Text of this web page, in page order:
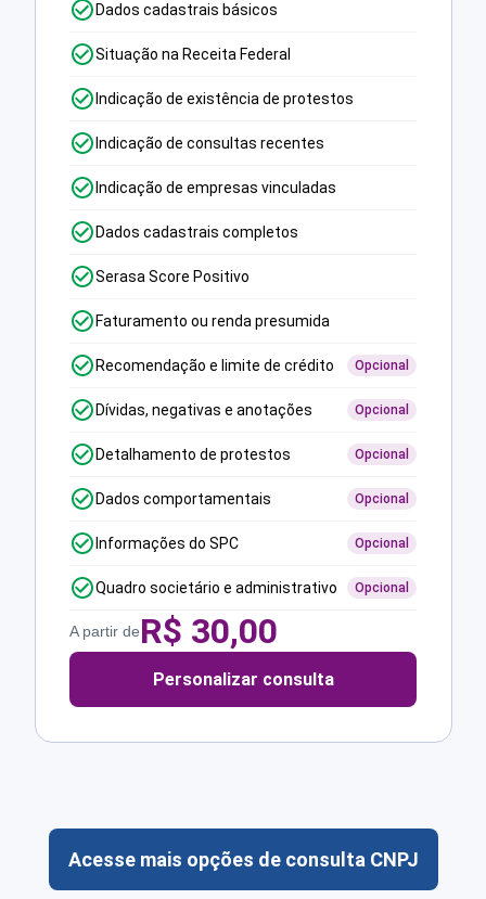
Dados cadastrais básicos
Situação na Receita Federal
Indicação de existência de protestos
Indicação de consultas recentes
Indicação de empresas vinculadas
Dados cadastrais completos
Serasa Score Positivo
Faturamento ou renda presumida
Recomendação e limite de crédito Opcional
Dívidas, negativas e anotações Opcional
Detalhamento de protestos Opcional
Dados comportamentais Opcional
Informações do SPC Opcional
Quadro societário e administrativo Opcional
A partir deR$ 30,00
Personalizar consulta
Acesse mais opções de consulta CNPJ